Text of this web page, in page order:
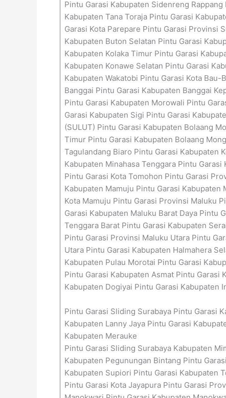
Pintu Garasi Kabupaten Sidenreng
Kabupaten Tana Toraja Pintu Garasi
Garasi Kota Parepare Pintu Garasi Provinsi
Kabupaten Buton Selatan Pintu Garasi
Kabupaten Kolaka Timur Pintu Garasi
Kabupaten Konawe Selatan Pintu Garasi
Kabupaten Wakatobi Pintu Garasi Kota
Banggai Pintu Garasi Kabupaten Banggai
Pintu Garasi Kabupaten Morowali Pintu
Garasi Kabupaten Sigi Pintu Garasi
(SULUT) Pintu Garasi Kabupaten Bolaang
Timur Pintu Garasi Kabupaten Bolaang
Tagulandang Biaro Pintu Garasi Kabupaten
Kabupaten Minahasa Tenggara Pintu
Pintu Garasi Kota Tomohon Pintu Garasi
Kabupaten Mamuju Pintu Garasi
Kota Mamuju Pintu Garasi Provinsi Maluku
Garasi Kabupaten Maluku Barat Daya Pintu
Tenggara Barat Pintu Garasi Kabupaten
Pintu Garasi Provinsi Maluku Utara Pintu
Utara Pintu Garasi Kabupaten Halmahera
Kabupaten Pulau Morotai Pintu Garasi
Pintu Garasi Kabupaten Asmat Pintu Garasi
Kabupaten Dogiyai Pintu Garasi Kabupaten
Pintu Garasi Sliding Surabaya Pintu Garasi
Kabupaten Lanny Jaya Pintu Garasi
Kabupaten Merauke
Pintu Garasi Sliding Surabaya Kabupaten
Kabupaten Pegunungan Bintang Pintu
Kabupaten Supiori Pintu Garasi Kabupaten
Pintu Garasi Kota Jayapura Pintu Garasi